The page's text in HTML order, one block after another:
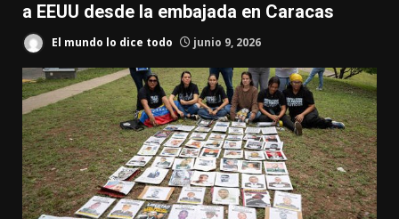
a EEUU desde la embajada en Caracas
El mundo lo dice todo junio 9, 2026